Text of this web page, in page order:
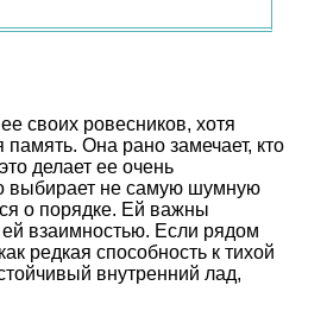
своих ровесников, хотя
Она рано замечает, кто
делает ее очень
выбирает не самую шумную
о порядке. Ей важны
взаимностью. Если рядом
редкая способность к тихой
внутренний лад,